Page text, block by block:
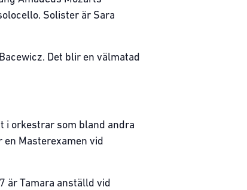
Solister är Sara
Det blir en välmatad
i orkestrar som bland andra
Masterexamen vid
är Tamara anställd vid